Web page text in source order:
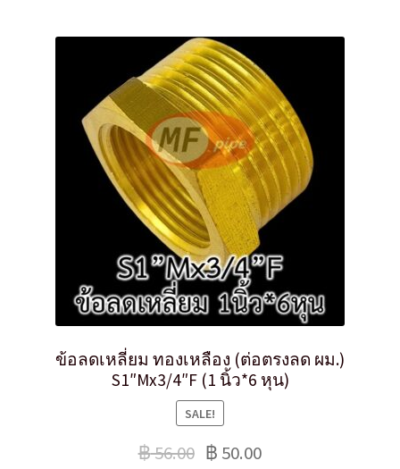
ข้อลดเหลี่ยม ทองเหลือง (ต่อตรงลด ผม.)
S1″Mx3/4″F (1 นิ้ว*6 หุน)
SALE!
฿56.00 ฿ 50.00